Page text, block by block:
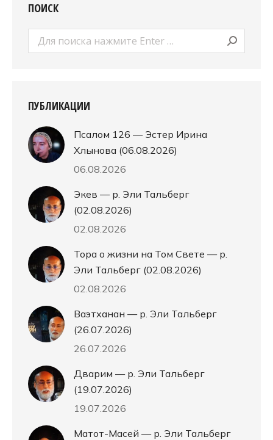
ПОИСК
Поиск:
ПУБЛИКАЦИИ
Псалом 126 — Эстер Ирина
Хлынова (06.08.2026)
06.08.2026
Экев — р. Эли Тальберг
(02.08.2026)
02.08.2026
Тора о жизни на Том Свете — р.
Эли Тальберг (02.08.2026)
02.08.2026
Ваэтханан — р. Эли Тальберг
(26.07.2026)
26.07.2026
Дварим — р. Эли Тальберг
(19.07.2026)
19.07.2026
Матот-Масей — р. Эли Тальберг